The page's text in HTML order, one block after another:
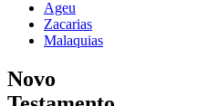
Ageu
Zacarias
Malaquias
Novo